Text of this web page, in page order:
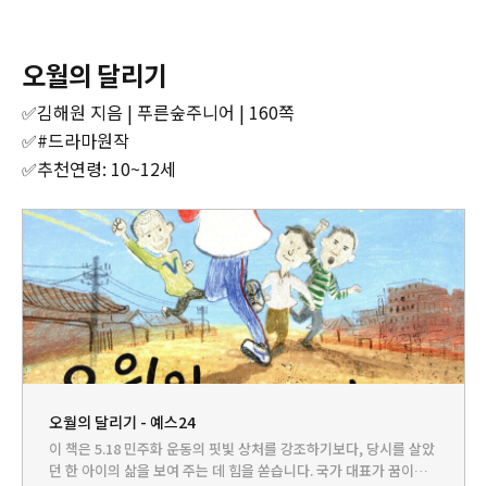
오월의 달리기
✅김해원 지음 | 푸른숲주니어 | 160쪽
✅#드라마원작
✅추천연령: 10~12세
오월의 달리기 - 예스24
이 책은 5.18 민주화 운동의 핏빛 상처를 강조하기보다, 당시를 살았
던 한 아이의 삶을 보여 주는 데 힘을 쏟습니다. 국가 대표가 꿈이었